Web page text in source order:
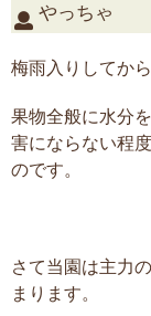
やっちゃ
梅雨入りしてか
果物全般に水分
害にならない程
のです。
さて当園は主力
まります。